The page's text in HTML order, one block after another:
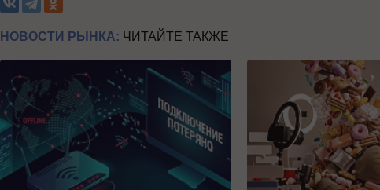
НОВОСТИ РЫНКА: ЧИТАЙТЕ ТАКЖЕ